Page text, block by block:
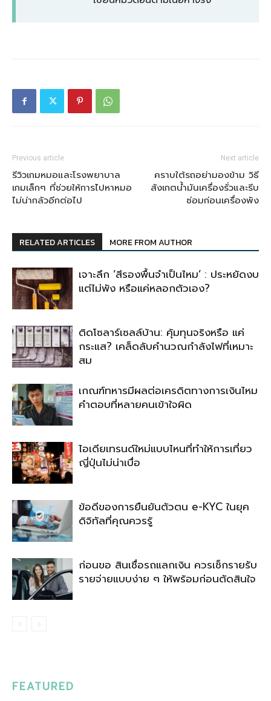
Previous article
รีวิวเกมหมอและโรงพยาบาล
เกมเล็กๆ ที่ช่วยให้การไปหาหมอ
ไม่น่ากลัวอีกต่อไป
Next article
คราบใต้รถอย่ามองข้าม วิธี
สังเกตน้ำมันเครื่องรั่วและรีบ
ซ่อมก่อนเครื่องพัง
RELATED ARTICLES MORE FROM AUTHOR
เจาะลึก ‘สีรองพื้นจำเป็นไหม’ : ประหยัดงบ
แต่ไม่พัง หรือแค่หลอกตัวเอง?
ติดโซลาร์เซลล์บ้าน: คุ้มทุนจริงหรือ แค่
กระแส? เคล็ดลับคำนวณกำลังไฟที่เหมาะ
สม
เกณฑ์ทหารมีผลต่อเครดิตทางการเงินไหม
คำตอบที่หลายคนเข้าใจผิด
ไอเดียเทรนด์ใหม่แบบไหนที่ทำให้การเที่ยว
ญี่ปุ่นไม่น่าเบื่อ
ข้อดีของการยืนยันตัวตน e-KYC ในยุค
ดิจิทัลที่คุณควรรู้
ก่อนขอ สินเชื่อรถแลกเงิน ควรเช็กรายรับ
รายจ่ายแบบง่าย ๆ ให้พร้อมก่อนตัดสินใจ
FEATURED